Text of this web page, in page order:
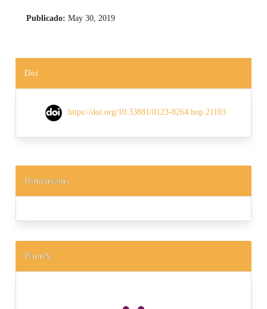
Publicado: May 30, 2019
Doi
https://doi.org/10.33881/0123-8264.hop.21103
Dimensions
PlumX